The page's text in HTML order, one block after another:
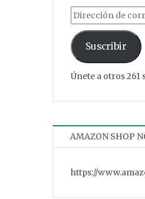
Dirección de
Suscribir
Únete a otros
AMAZON SHOP
https://